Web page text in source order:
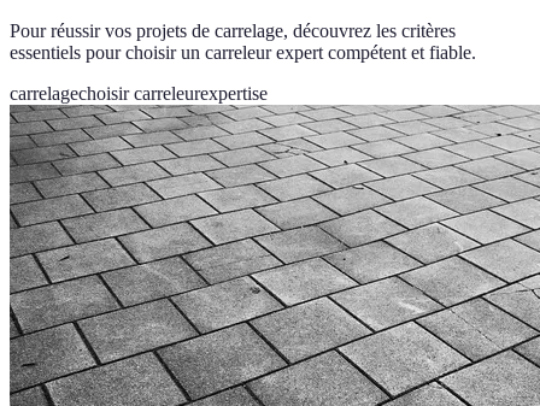
Pour réussir vos projets de carrelage, découvrez les critères
essentiels pour choisir un carreleur expert compétent et fiable.
carrelagechoisir carreleurexpertise